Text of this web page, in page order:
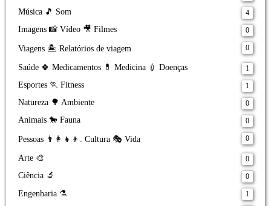
Música 🎵 Som 4
Imagens 📸 Vídeo 🎥 Filmes 0
Viagens 🏝️ Relatórios de viagem 0
Saúde 🍀 Medicamentos 💊 Medicina 💉 Doenças 1
Esportes 🏃 Fitness 1
Natureza 🌳 Ambiente 0
Animais 🐎 Fauna 0
Pessoas 👨‍👩‍👧‍👦. Cultura 🎭 Vida 0
Arte 🎨 0
Ciência 🔬 0
Engenharia ⚗️ 1